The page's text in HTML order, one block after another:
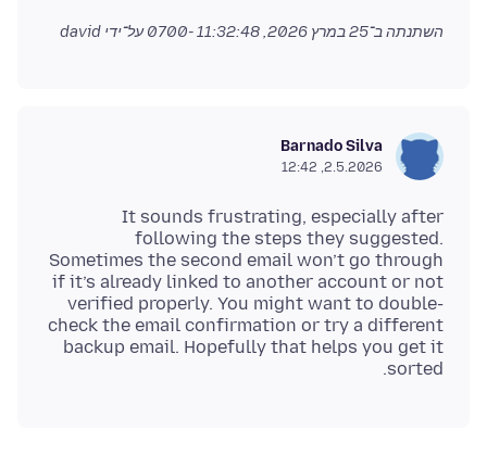
השתנתה ב־25 במרץ 2026, 11:32:48 -0700 על־ידי david
Barnado Silva
2.5.2026, 12:42
It sounds frustrating, especially after
following the steps they suggested.
Sometimes the second email won’t go through
if it’s already linked to another account or not
verified properly. You might want to double-
check the email confirmation or try a different
backup email. Hopefully that helps you get it
sorted.